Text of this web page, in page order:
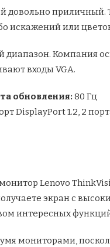
искажений или
Компания
входы VGA.
обновления: 80 Гц
DisplayPort 1.2, 2
Lenovo
экран с
интересных
мониторами,